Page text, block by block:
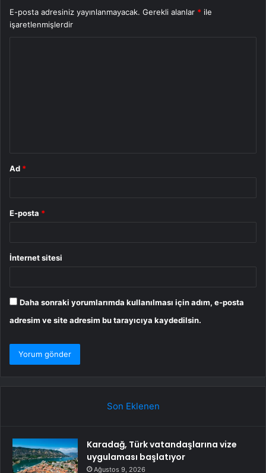
E-posta adresiniz yayınlanmayacak. Gerekli alanlar * ile
işaretlenmişlerdir
Ad *
E-posta *
İnternet sitesi
Daha sonraki yorumlarımda kullanılması için adım, e-posta
adresim ve site adresim bu tarayıcıya kaydedilsin.
Son Eklenen
Karadağ, Türk vatandaşlarına vize
uygulaması başlatıyor
Ağustos 9, 2026